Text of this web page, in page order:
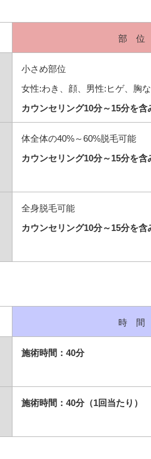
部 位
小さめ部位
女性:わき、顔、男性:ヒゲ、胸
カウンセリング10分～15分を含
体全体の40%～60%脱毛可能
カウンセリング10分～15分を含
全身脱毛可能
カウンセリング10分～15分を含
時 間
施術時間：40分
施術時間：40分（1回当たり）